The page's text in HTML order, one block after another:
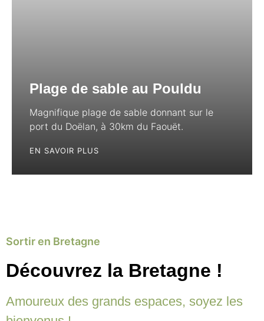
Sortir en Bretagne
Découvrez la Bretagne !
Amoureux des grands espaces, soyez les
Plage de sable au Pouldu
Magnifique plage de sable donnant sur le
port du Doëlan, à 30km du Faouët.
EN SAVOIR PLUS